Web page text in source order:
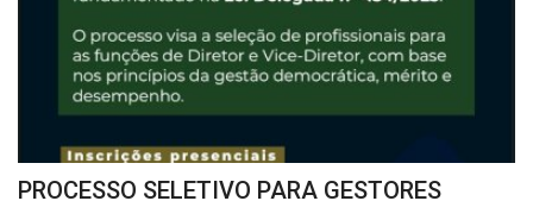
PROCESSO SELETIVO PARA GESTORES